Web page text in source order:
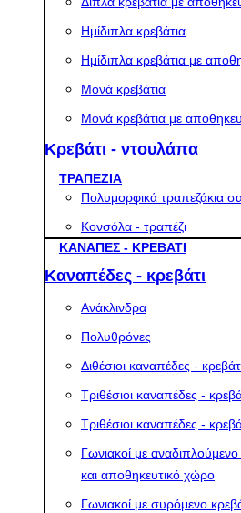
Ημίδιπλα κρεβάτια
Ημίδιπλα κρεβάτια με
Μονά κρεβάτια
Μονά κρεβάτια με
Κρεβάτι - ντουλάπα
ΤΡΑΠΕΖΙΑ
Πολυμορφικά τραπεζάκια
Κονσόλα - τραπέζι
ΚΑΝΑΠΕΣ - ΚΡΕΒΑΤΙ
Καναπέδες - κρεβάτι
Ανάκλινδρα
Πολυθρόνες
Διθέσιοι καναπέδες -
Τριθέσιοι καναπέδες -
Τριθέσιοι καναπέδες -
Γωνιακοί με αναδιπλούμενο
και αποθηκευτικό χώρο
Γωνιακοί με συρόμενο